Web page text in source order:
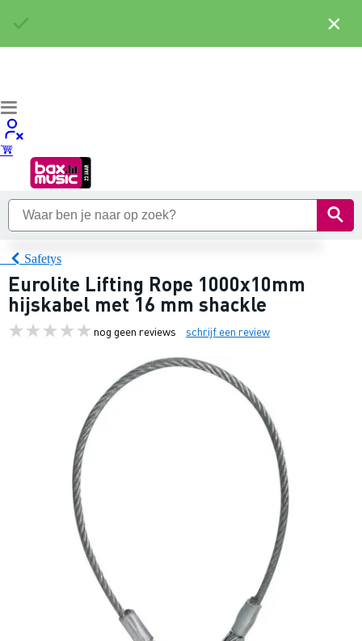
Safetys
Eurolite Lifting Rope 1000x10mm
hijskabel met 16 mm shackle
nog geen reviews schrijf een review
×